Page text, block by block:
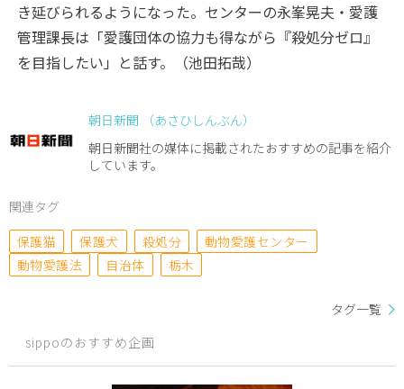
き延びられるようになった。センターの永峯晃夫・愛護
管理課長は「愛護団体の協力も得ながら『殺処分ゼロ』
を目指したい」と話す。（池田拓哉）
朝日新聞 （あさひしんぶん）
朝日新聞社の媒体に掲載されたおすすめの記事を紹介
しています。
関連タグ
保護猫
保護犬 殺処分
動物愛護センター
動物愛護法
自治体 栃木
タグ一覧
sippoのおすすめ企画